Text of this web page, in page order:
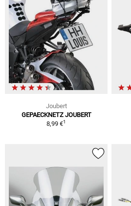
Joubert
GEPAECKNETZ JOUBERT
8,99 €1